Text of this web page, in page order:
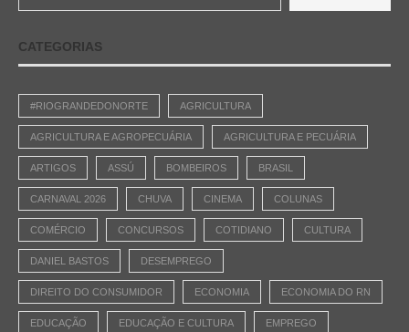
CATEGORIAS
#RIOGRANDEDONORTE AGRICULTURA
AGRICULTURA E AGROPECUÁRIA AGRICULTURA E PECUÁRIA
ARTIGOS ASSÚ BOMBEIROS BRASIL
CARNAVAL 2026 CHUVA CINEMA COLUNAS
COMÉRCIO CONCURSOS COTIDIANO CULTURA
DANIEL BASTOS DESEMPREGO
DIREITO DO CONSUMIDOR ECONOMIA ECONOMIA DO RN
EDUCAÇÃO EDUCAÇÃO E CULTURA EMPREGO